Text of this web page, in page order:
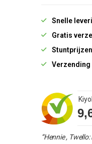
Snelle
Gratis
Verzending
“Hennie ,